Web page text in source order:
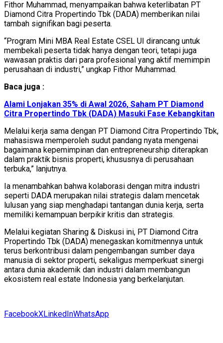
Fithor Muhammad, menyampaikan bahwa keterlibatan PT
Diamond Citra Propertindo Tbk (DADA) memberikan nilai
tambah signifikan bagi peserta.
“Program Mini MBA Real Estate CSEL UI dirancang untuk
membekali peserta tidak hanya dengan teori, tetapi juga
wawasan praktis dari para profesional yang aktif memimpin
perusahaan di industri,” ungkap Fithor Muhammad.
Baca juga :
Alami Lonjakan 35% di Awal 2026, Saham PT Diamond
Citra Propertindo Tbk (DADA) Masuki Fase Kebangkitan
Melalui kerja sama dengan PT Diamond Citra Propertindo Tbk,
mahasiswa memperoleh sudut pandang nyata mengenai
bagaimana kepemimpinan dan entrepreneurship diterapkan
dalam praktik bisnis properti, khususnya di perusahaan
terbuka,” lanjutnya.
Ia menambahkan bahwa kolaborasi dengan mitra industri
seperti DADA merupakan nilai strategis dalam mencetak
lulusan yang siap menghadapi tantangan dunia kerja, serta
memiliki kemampuan berpikir kritis dan strategis.
Melalui kegiatan Sharing & Diskusi ini, PT Diamond Citra
Propertindo Tbk (DADA) menegaskan komitmennya untuk
terus berkontribusi dalam pengembangan sumber daya
manusia di sektor properti, sekaligus memperkuat sinergi
antara dunia akademik dan industri dalam membangun
ekosistem real estate Indonesia yang berkelanjutan.
FacebookXLinkedInWhatsApp